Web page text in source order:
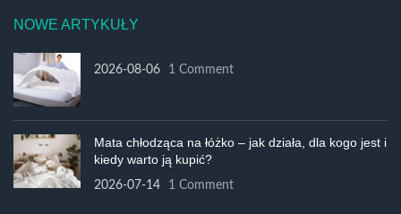
NOWE ARTYKUŁY
2026-08-06 1 Comment
Mata chłodząca na łóżko – jak działa, dla kogo jest i
kiedy warto ją kupić?
2026-07-14 1 Comment